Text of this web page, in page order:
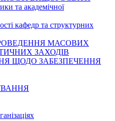
та академічної
кафедр та структурних
МАСОВИХ
ЗАХОДІВ
ЩОДО ЗАБЕЗПЕЧЕННЯ